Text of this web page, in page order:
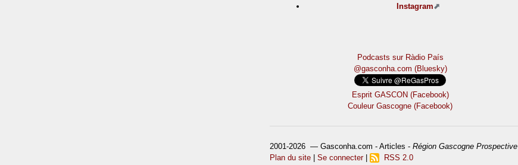
Instagram
Podcasts sur Ràdio País
@gasconha.com (Bluesky)
Esprit GASCON (Facebook)
Couleur Gascogne (Facebook)
2001-2026 — Gasconha.com - Articles - Région Gascogne Prospective
Plan du site
Se connecter| RSS 2.0